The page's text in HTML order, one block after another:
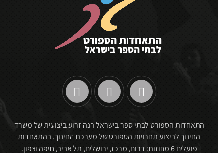
התאחדות הספורט לבתי ספר בישראל הנה זרוע ביצועית של משרד
החינוך לביצוע תחרויות הספורט של מערכת החינוך. בהתאחדות
פועלים 6 מחוזות: דרום, מרכז, ירושלים, תל אביב, חיפה וצפון.